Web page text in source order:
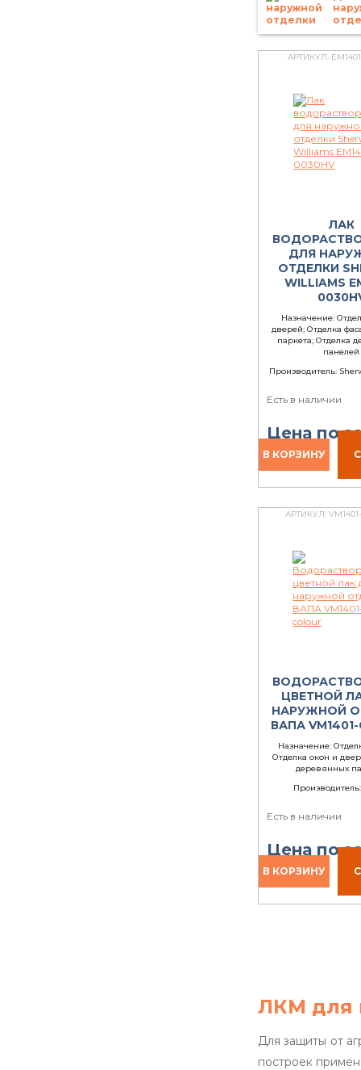
АРТИКУЛ:
ЛАК
ДЛЯ
ОТДЕЛКИ
WILLIAMS
Назначение:
дверей; Отделка
паркета; Отделка
панелей
Производитель:
Цена по
Есть в наличии
АРТИКУЛ:
ЦВЕТНОЙ
НАРУЖНОЙ
ВАПА VM1401-
Назначение:
Отделка окон и
деревянных
Производитель:
Цена по
Есть в наличии
ЛКМ для
Для защиты от
построек